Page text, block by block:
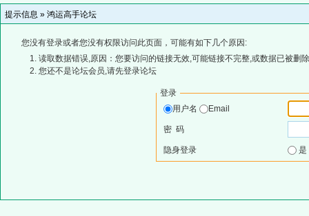
提示信息 » 鸿运高手论坛
您没有登录或者您没有权限访问此页面，可能有如下几个原因:
读取数据错误,原因：您要访问的链接无效,可能链接不完整,或数据已被删
您还不是论坛会员,请先登录论坛
登录
用户名
Email
密 码
隐身登录